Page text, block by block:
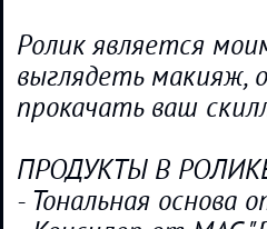
Ролик является
выглядеть макияж,
прокачать ваш
ПРОДУКТЫ В
- Тональная основа